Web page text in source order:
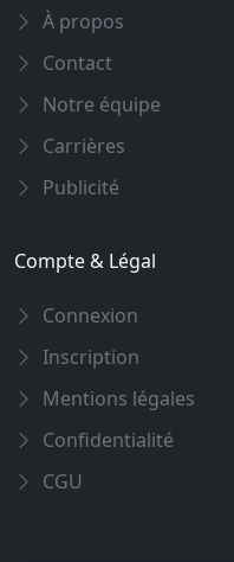
À propos
Contact
Notre équipe
Carrières
Publicité
Compte & Légal
Connexion
Inscription
Mentions légales
Confidentialité
CGU